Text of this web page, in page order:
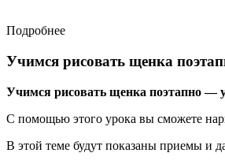
Подробнее
Учимся рисовать щенка
Учимся рисовать щенка поэтапно —
С помощью этого урока вы сможете
В этой теме будут показаны приемы и